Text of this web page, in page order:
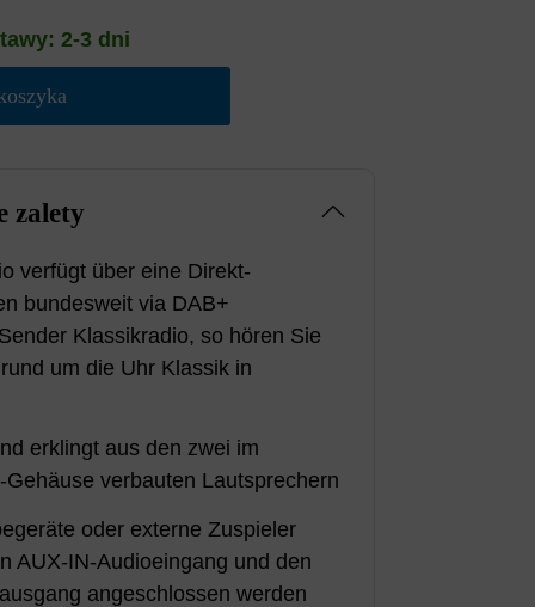
2-3 dni
zalety
verfügt über eine Direkt-
bundesweit via DAB+
Klassikradio, so hören Sie
um die Uhr Klassik in
erklingt aus den zwei im
Gehäuse verbauten Lautsprechern
oder externe Zuspieler
AUX-IN-Audioeingang und den
angeschlossen werden